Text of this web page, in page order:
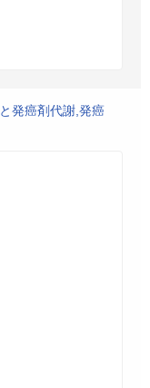
発癌剤代謝,発癌